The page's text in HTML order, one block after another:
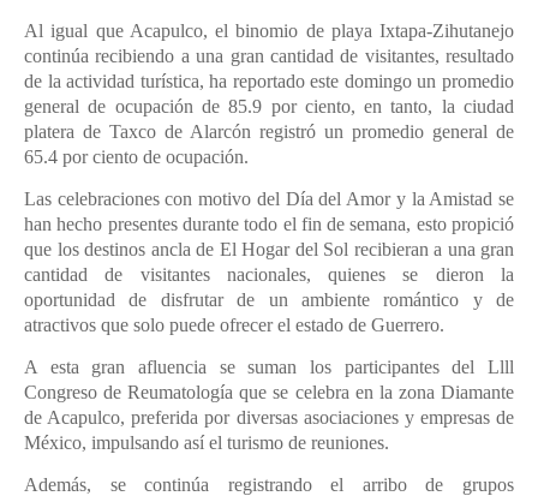
Al igual que Acapulco, el binomio de playa Ixtapa-Zihutanejo
continúa recibiendo a una gran cantidad de visitantes, resultado
de la actividad turística, ha reportado este domingo un promedio
general de ocupación de 85.9 por ciento, en tanto, la ciudad
platera de Taxco de Alarcón registró un promedio general de
65.4 por ciento de ocupación.
Las celebraciones con motivo del Día del Amor y la Amistad se
han hecho presentes durante todo el fin de semana, esto propició
que los destinos ancla de El Hogar del Sol recibieran a una gran
cantidad de visitantes nacionales, quienes se dieron la
oportunidad de disfrutar de un ambiente romántico y de
atractivos que solo puede ofrecer el estado de Guerrero.
A esta gran afluencia se suman los participantes del Llll
Congreso de Reumatología que se celebra en la zona Diamante
de Acapulco, preferida por diversas asociaciones y empresas de
México, impulsando así el turismo de reuniones.
Además, se continúa registrando el arribo de grupos